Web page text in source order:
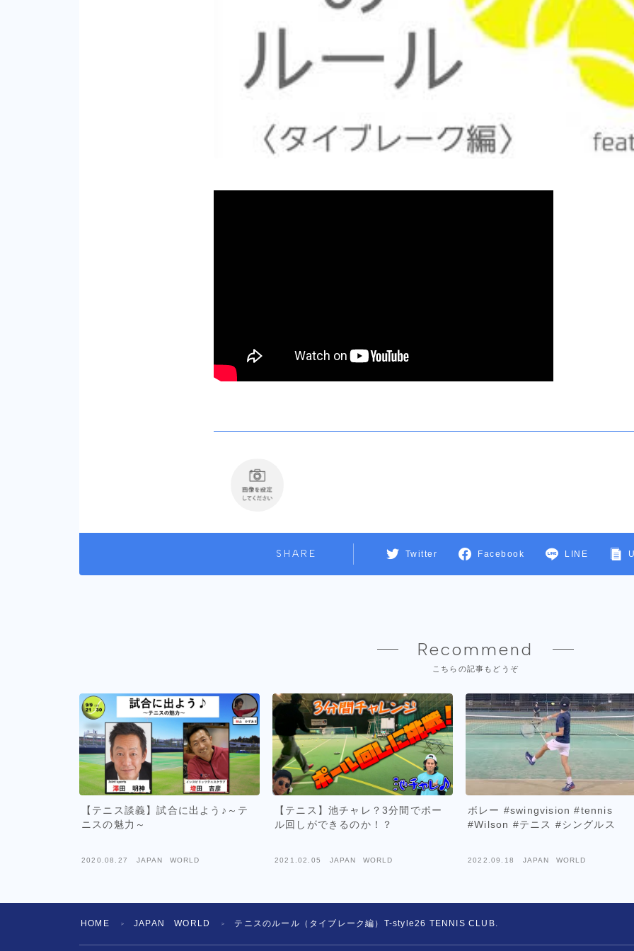
SHARE Twitter Facebook LINE
Recommend
こちらの記事もどうぞ
【テニス談義】試合に出よう♪～テ
ニスの魅力～
2020.08.27 JAPAN WORLD
【テニス】池チャレ？3分間でポー
ル回しができるのか！？
2021.02.05 JAPAN WORLD
ボレー #swingvision #tennis
#Wilson #テニス #シングルス
2022.09.18 JAPAN WORLD
HOME ＞ JAPAN WORLD ＞ テニスのルール（タイブレーク編）T-style26 TENNIS CLUB.